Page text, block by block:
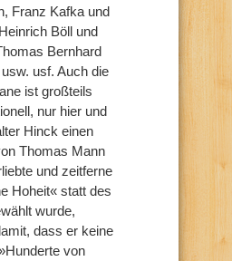
Franz Kafka und
Böll und
Bernhard
usf. Auch die
ist großteils
nur hier und
Hinck einen
Thomas Mann
und zeitferne
Hoheit« statt des
wurde,
dass er keine
von